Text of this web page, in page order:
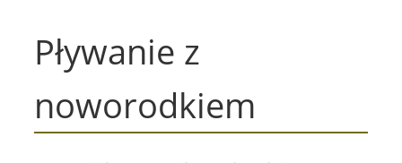
Pływanie z
noworodkiem